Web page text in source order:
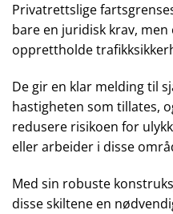
Privatrettslige
bare en juridisk krav,
opprettholde
De gir en klar melding til
hastigheten som tillates,
redusere risikoen for
eller arbeider i disse
Med sin robuste
disse skiltene en